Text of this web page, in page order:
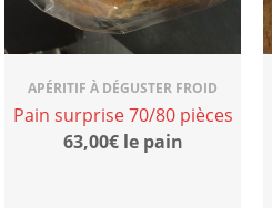
APÉRITIF À DÉGUSTER FROID
Pain surprise 70/80 pièces
63,00€ le pain